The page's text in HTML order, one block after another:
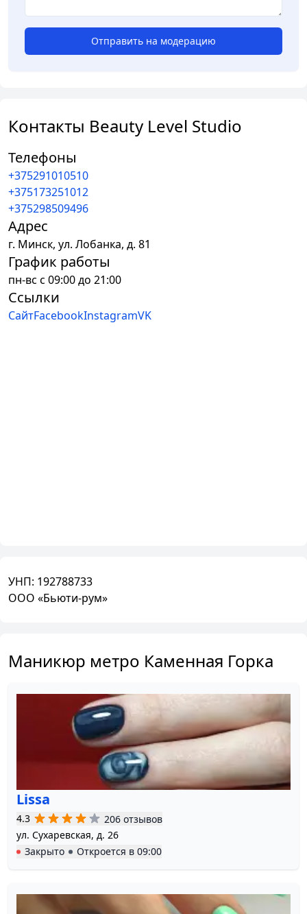
Отправить на модерацию
Контакты Beauty Level Studio
Телефоны
+375291010510
+375173251012
+375298509496
Адрес
г. Минск, ул. Лобанка, д. 81
График работы
пн-вс с 09:00 до 21:00
Ссылки
СайтFacebookInstagramVK
УНП: 192788733
ООО «Бьюти-рум»
Маникюр метро Каменная Горка
Lissa
4.3
206 отзывов
ул. Сухаревская, д. 26
Закрыто
Откроется в 09:00